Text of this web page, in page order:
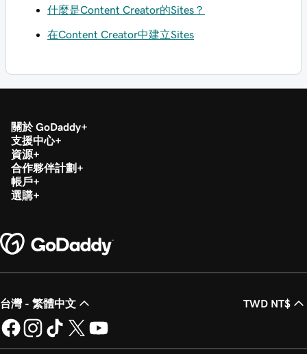
什麼是Content Creator的Sites？
在Content Creator中建立Sites
關於 GoDaddy
支援中心
資源
合作夥伴計劃
帳戶
選購
台灣 - 繁體中文 TWD NT$